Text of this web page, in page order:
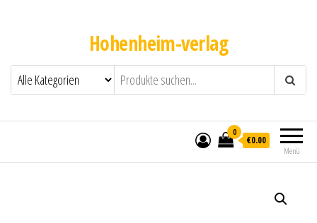
Hohenheim-verlag
Menü
0
€0.00